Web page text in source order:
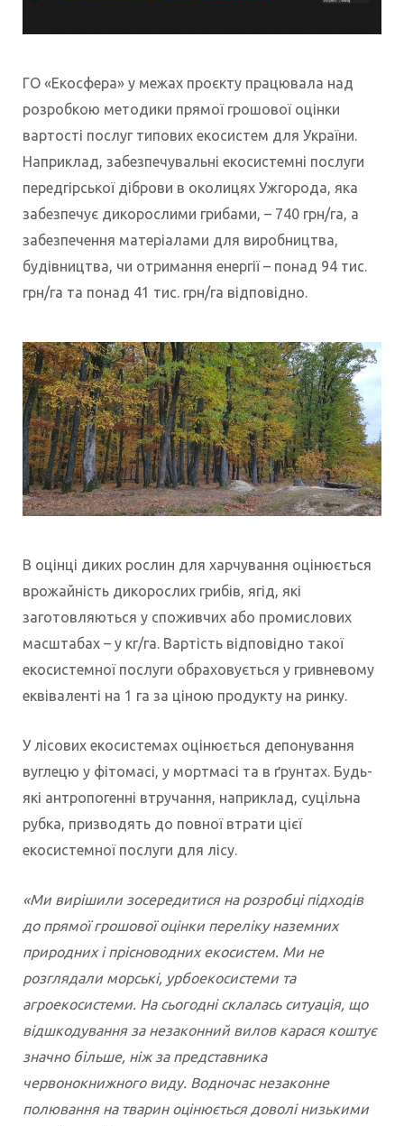
ГО «Екосфера» у межах проєкту працювала над
розробкою методики прямої грошової оцінки
вартості послуг типових екосистем для України.
Наприклад, забезпечувальні екосистемні послуги
передгірської діброви в околицях Ужгорода, яка
забезпечує дикорослими грибами, – 740 грн/га, а
забезпечення матеріалами для виробництва,
будівництва, чи отримання енергії – понад 94 тис.
грн/га та понад 41 тис. грн/га відповідно.
В оцінці диких рослин для харчування оцінюється
врожайність дикорослих грибів, ягід, які
заготовляються у споживчих або промислових
масштабах – у кг/га. Вартість відповідно такої
екосистемної послуги обраховується у гривневому
еквіваленті на 1 га за ціною продукту на ринку.
У лісових екосистемах оцінюється депонування
вуглецю у фітомасі, у мортмасі та в ґрунтах. Будь-
які антропогенні втручання, наприклад, суцільна
рубка, призводять до повної втрати цієї
екосистемної послуги для лісу.
«Ми вирішили зосередитися на розробці підходів
до прямої грошової оцінки переліку наземних
природних і прісноводних екосистем. Ми не
розглядали морські, урбоекосистеми та
агроекосистеми. На сьогодні склалась ситуація, що
відшкодування за незаконний вилов карася коштує
значно більше, ніж за представника
червонокнижного виду. Водночас незаконне
полювання на тварин оцінюється доволі низькими